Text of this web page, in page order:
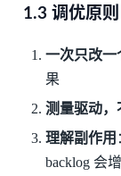
1.3 调优原则
一次只改一
果
测量驱动，
理解副作用
backlog 会